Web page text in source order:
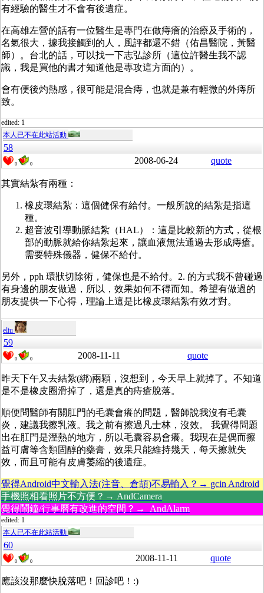
有經驗的醫生才不會有後遺症。
在高雄左營的話有一位醫生是專門在做痔癐的治療及手術的，
名氣很大，據我接觸到的人，風評都還不錯（佑昌醫院，黃醫
師）。台北的話，可以找一下志弘診所（這位許醫生我不認
識，我是買他的書才知道他是專攻這方面的）。
會有便後灼熱感，很可能是混合痔，也就是兼有輕微的外痔所
致。
edited: 1
本人已不在此站活動
58
0 0 2008-06-24 quote
其實結紮有兩種：
橡皮環結紮：這個健保有給付。一般所說的結紮是指這
種。
超音波引導動脈結紮（HAL）：這是比較新的方式，從根
部的動脈就給你結紮起來，讓血液無法通過去形成痔瘡。
需要特殊儀器，健保不給付。
另外，pph 環狀切除術，健保也是不給付。2. 的方式我不曾碰過
有身邊的朋友做過，所以，效果如何不得而知。希望有做過的
朋友提供一下心得，理論上這是比橡皮環結紮有效才對。
eliu
59
0 0 2008-11-11 quote
昨天下午又去結紮(綁)兩顆，沒想到，今天早上就掉了。不知道
是不是橡皮圈滑掉了，還是真的痔瘡脫落。
順便問醫師有關肛門的毛囊會癢的問題，醫師說我沒有毛囊
炎，建議我擦乳液。我之前有擦過凡士林，沒效。 我覺得問題
出在肛門是溼熱的地方，所以毛囊容易會癢。我現在是偶而擦
益可膚等含類固醇的藥膏，效果只能維持幾天，每天擦就失
效，而且可能有皮膚萎縮的後遺症。
覺得Android中文輸入法(注音、倉頡)不易輸入？→ gcin Android
手機照相看照片不方便？→ AndCamera
覺得鬧鐘/行事曆有改進的空間？→ AndAlarm
edited: 1
本人已不在此站活動
60
0 0 2008-11-11 quote
應該沒那麼快脫落吧！回診吧！:)